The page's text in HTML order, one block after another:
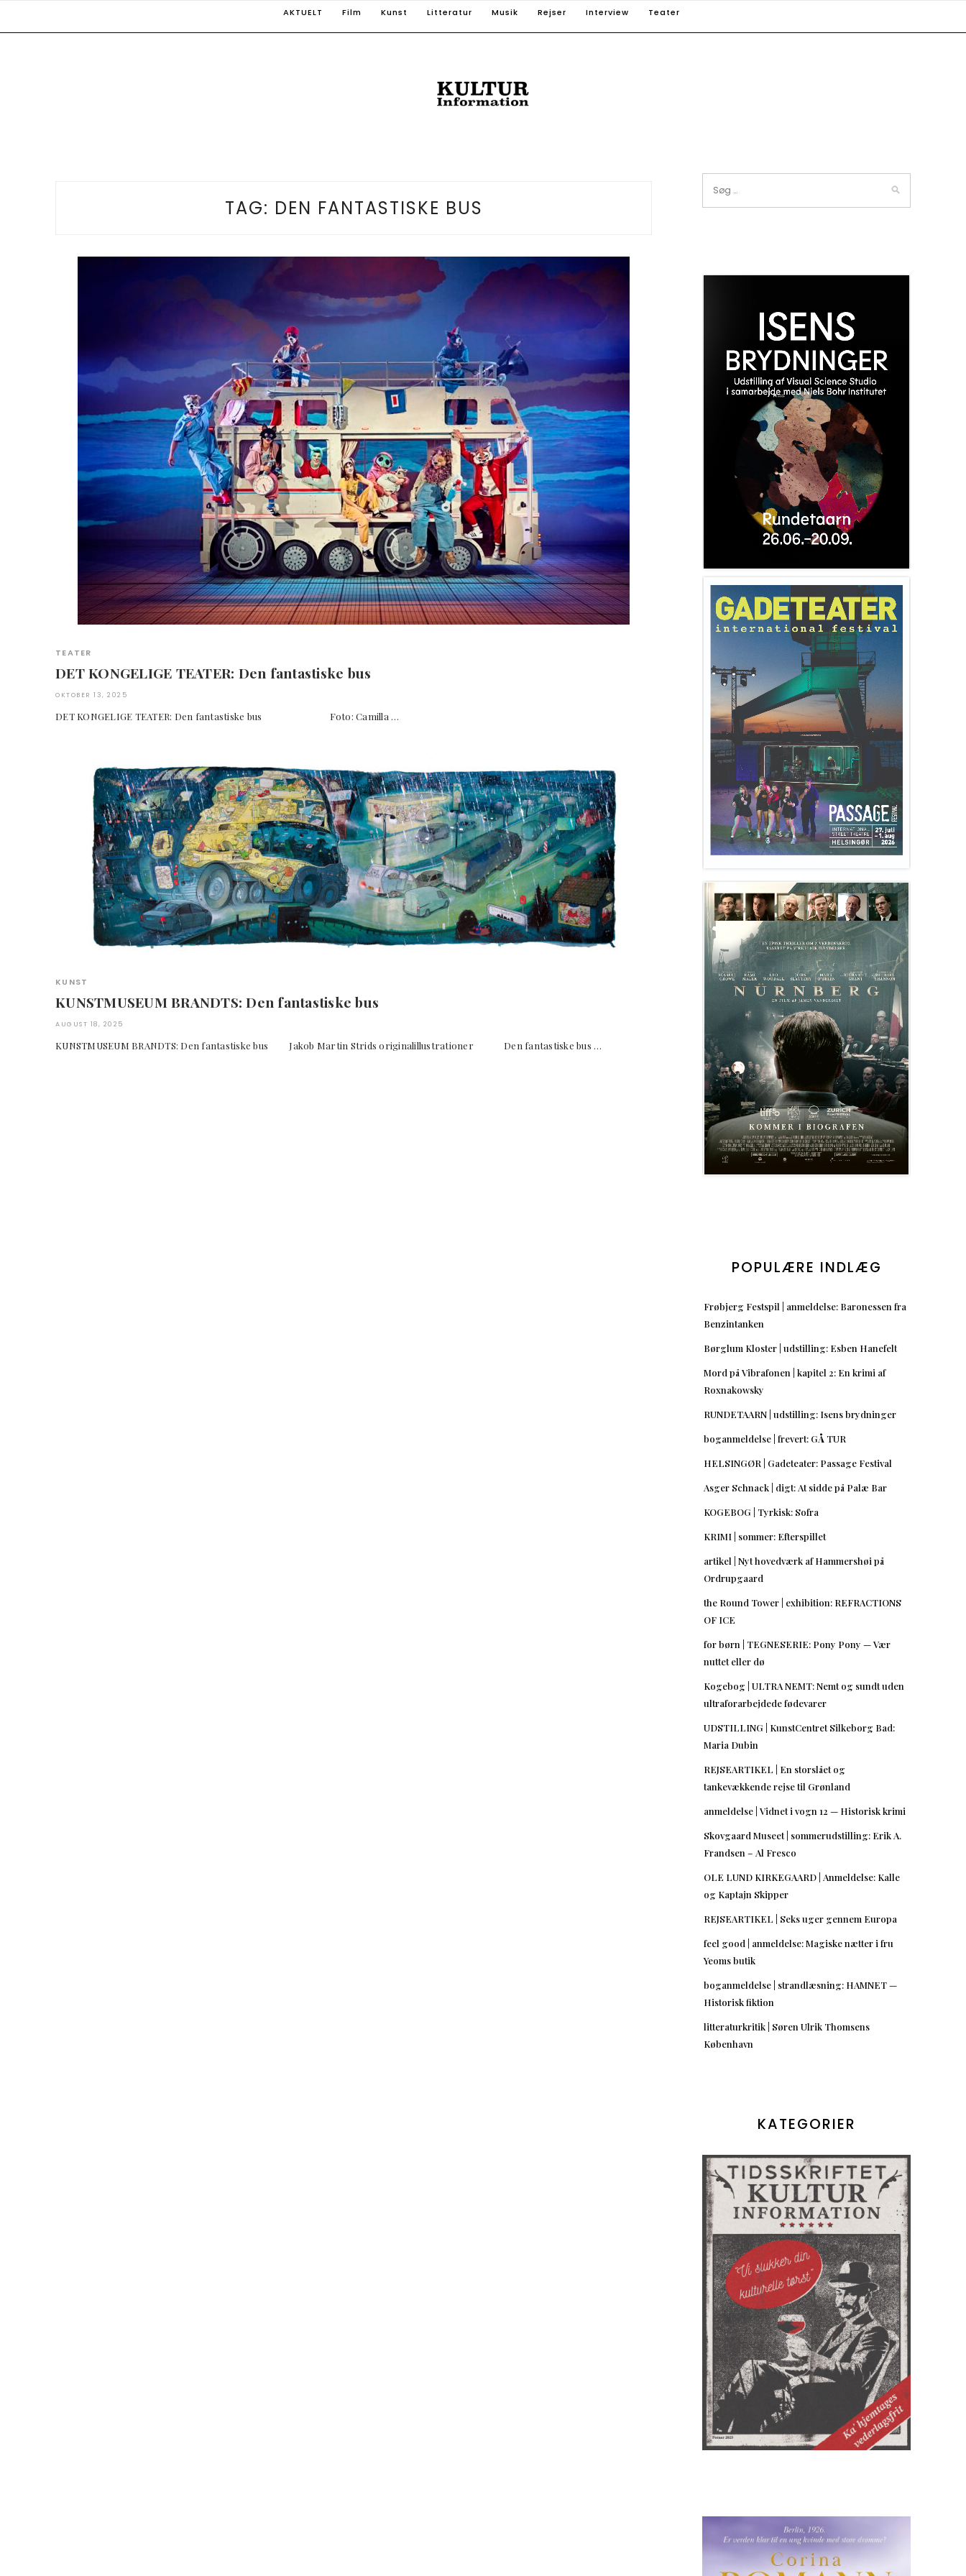
AKTUELT Film Kunst Litteratur Musik Rejser Interview Teater
TAG: DEN FANTASTISKE BUS
TEATER
DET KONGELIGE TEATER: Den fantastiske bus
OKTOBER 13, 2025
DET KONGELIGE TEATER: Den fantastiske bus Foto: Camilla …
KUNST
KUNSTMUSEUM BRANDTS: Den fantastiske bus
AUGUST 18, 2025
KUNSTMUSEUM BRANDTS: Den fantastiske bus Jakob Martin Strids originalillustrationer Den fantastiske bus …
POPULÆRE INDLÆG
Frøbjerg Festspil | anmeldelse: Baronessen fra
Benzintanken
Børglum Kloster | udstilling: Esben Hanefelt
Mord på Vibrafonen | kapitel 2: En krimi af
Roxnakowsky
RUNDETAARN | udstilling: Isens brydninger
boganmeldelse | frevert: GÅ TUR
HELSINGØR | Gadeteater: Passage Festival
Asger Schnack | digt: At sidde på Palæ Bar
KOGEBOG | Tyrkisk: Sofra
KRIMI | sommer: Efterspillet
artikel | Nyt hovedværk af Hammershøi på
Ordrupgaard
the Round Tower | exhibition: REFRACTIONS
OF ICE
for børn | TEGNESERIE: Pony Pony — Vær
nuttet eller dø
Kogebog | ULTRA NEMT: Nemt og sundt uden
ultraforarbejdede fødevarer
UDSTILLING | KunstCentret Silkeborg Bad:
Maria Dubin
REJSEARTIKEL | En storslået og
tankevækkende rejse til Grønland
anmeldelse | Vidnet i vogn 12 — Historisk krimi
Skovgaard Museet | sommerudstilling: Erik A.
Frandsen – Al Fresco
OLE LUND KIRKEGAARD | Anmeldelse: Kalle
og Kaptajn Skipper
REJSEARTIKEL | Seks uger gennem Europa
feel good | anmeldelse: Magiske nætter i fru
Yeoms butik
boganmeldelse | strandlæsning: HAMNET —
Historisk fiktion
litteraturkritik | Søren Ulrik Thomsens
København
KATEGORIER